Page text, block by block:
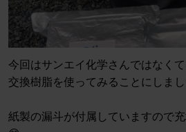
今回はサンエイ化学さんではなく
交換樹脂を使ってみることにしま
紙製の漏斗が付属していますので